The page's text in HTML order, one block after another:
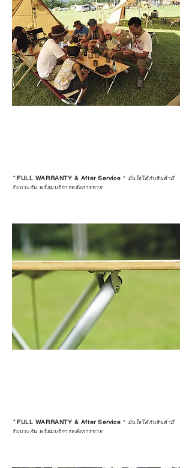
*FULL WARRANTY & After Service * มั่นใจได้กับสินค้ามี
รับประกัน พร้อมบริการหลังการขาย
*FULL WARRANTY & After Service * มั่นใจได้กับสินค้ามี
รับประกัน พร้อมบริการหลังการขาย